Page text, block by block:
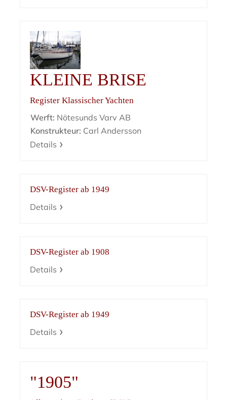
KLEINE BRISE
Register Klassischer Yachten
Werft: Nötesunds Varv AB
Konstrukteur: Carl Andersson
Details
DSV-Register ab 1949
Details
DSV-Register ab 1908
Details
DSV-Register ab 1949
Details
"1905"